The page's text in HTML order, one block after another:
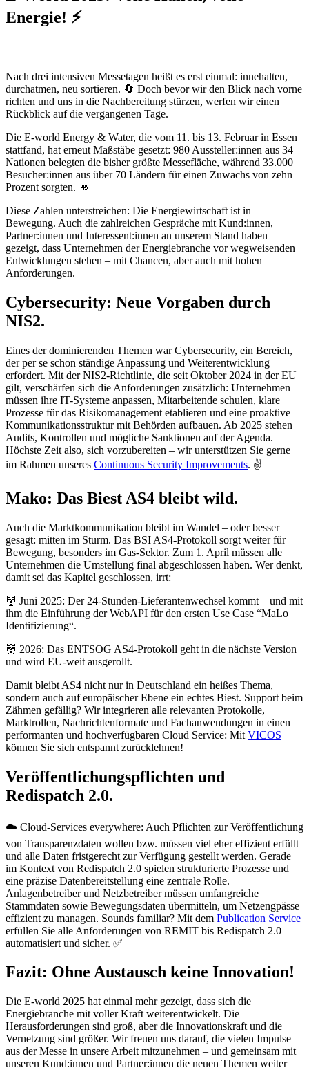
Energie! ⚡
Nach drei intensiven Messetagen heißt es erst einmal: innehalten,
durchatmen, neu sortieren. 🔄 Doch bevor wir den Blick nach vorne
richten und uns in die Nachbereitung stürzen, werfen wir einen
Rückblick auf die vergangenen Tage.
Die E-world Energy & Water, die vom 11. bis 13. Februar in Essen
stattfand, hat erneut Maßstäbe gesetzt: 980 Aussteller:innen aus 34
Nationen belegten die bisher größte Messefläche, während 33.000
Besucher:innen aus über 70 Ländern für einen Zuwachs von zehn
Prozent sorgten. 👊
Diese Zahlen unterstreichen: Die Energiewirtschaft ist in
Bewegung. Auch die zahlreichen Gespräche mit Kund:innen,
Partner:innen und Interessent:innen an unserem Stand haben
gezeigt, dass Unternehmen der Energiebranche vor wegweisenden
Entwicklungen stehen – mit Chancen, aber auch mit hohen
Anforderungen.
Cybersecurity: Neue Vorgaben durch
NIS2.
Eines der dominierenden Themen war Cybersecurity, ein Bereich,
der per se schon ständige Anpassung und Weiterentwicklung
erfordert. Mit der NIS2-Richtlinie, die seit Oktober 2024 in der EU
gilt, verschärfen sich die Anforderungen zusätzlich: Unternehmen
müssen ihre IT-Systeme anpassen, Mitarbeitende schulen, klare
Prozesse für das Risikomanagement etablieren und eine proaktive
Kommunikationsstruktur mit Behörden aufbauen. Ab 2025 stehen
Audits, Kontrollen und mögliche Sanktionen auf der Agenda.
Höchste Zeit also, sich vorzubereiten – wir unterstützen Sie gerne
im Rahmen unseres Continuous Security Improvements. ✌️
Mako: Das Biest AS4 bleibt wild.
Auch die Marktkommunikation bleibt im Wandel – oder besser
gesagt: mitten im Sturm. Das BSI AS4-Protokoll sorgt weiter für
Bewegung, besonders im Gas-Sektor. Zum 1. April müssen alle
Unternehmen die Umstellung final abgeschlossen haben. Wer denkt,
damit sei das Kapitel geschlossen, irrt:
👹 Juni 2025: Der 24-Stunden-Lieferantenwechsel kommt – und mit
ihm die Einführung der WebAPI für den ersten Use Case “MaLo
Identifizierung“.
👹 2026: Das ENTSOG AS4-Protokoll geht in die nächste Version
und wird EU-weit ausgerollt.
Damit bleibt AS4 nicht nur in Deutschland ein heißes Thema,
sondern auch auf europäischer Ebene ein echtes Biest. Support beim
Zähmen gefällig? Wir integrieren alle relevanten Protokolle,
Marktrollen, Nachrichtenformate und Fachanwendungen in einen
performanten und hochverfügbaren Cloud Service: Mit VICOS
können Sie sich entspannt zurücklehnen!
Veröffentlichungspflichten und
Redispatch 2.0.
☁️ Cloud-Services everywhere: Auch Pflichten zur Veröffentlichung
von Transparenzdaten wollen bzw. müssen viel eher effizient erfüllt
und alle Daten fristgerecht zur Verfügung gestellt werden. Gerade
im Kontext von Redispatch 2.0 spielen strukturierte Prozesse und
eine präzise Datenbereitstellung eine zentrale Rolle.
Anlagenbetreiber und Netzbetreiber müssen umfangreiche
Stammdaten sowie Bewegungsdaten übermitteln, um Netzengpässe
effizient zu managen. Sounds familiar? Mit dem Publication Service
erfüllen Sie alle Anforderungen von REMIT bis Redispatch 2.0
automatisiert und sicher. ✅
Fazit: Ohne Austausch keine Innovation!
Die E-world 2025 hat einmal mehr gezeigt, dass sich die
Energiebranche mit voller Kraft weiterentwickelt. Die
Herausforderungen sind groß, aber die Innovationskraft und die
Vernetzung sind größer. Wir freuen uns darauf, die vielen Impulse
aus der Messe in unsere Arbeit mitzunehmen – und gemeinsam mit
unseren Kund:innen und Partner:innen die neuen Themen weiter